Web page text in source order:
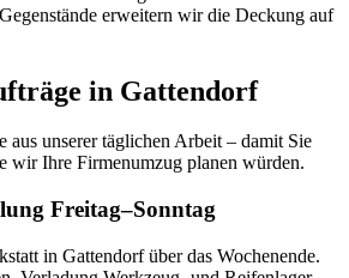
erweitern wir die Deckung auf
in Gattendorf
aus unserer täglichen Arbeit – damit Sie
wir Ihre Firmenumzug planen würden.
Freitag–Sonntag
in Gattendorf über das Wochenende.